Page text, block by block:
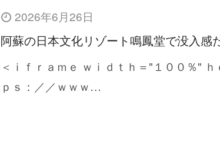
2026年6月26日
阿蘇の日本文化リゾート鳴鳳堂で没入
＜ｉｆｒａｍｅ ｗｉｄｔｈ＝"１００％"
ｐｓ：／／ｗｗｗ…